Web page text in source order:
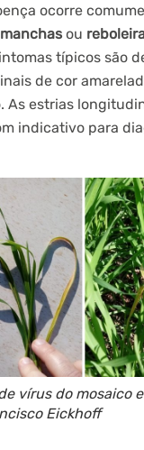
ocorre
manchas ou
típicos são
de cor
As estrias
indicativo para
vírus do mosaico
Eickhoff